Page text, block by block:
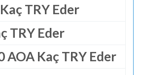
TRY Eder
TRY Eder
AOA Kaç TRY Eder